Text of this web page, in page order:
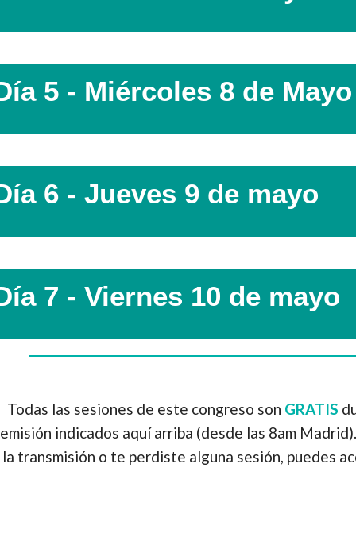
5 - Miércoles 8 de Mayo
6 - Jueves 9 de mayo
7 - Viernes 10 de mayo
Todas las sesiones de este congreso son GRATIS
emisión indicados aquí arriba (desde las 8am
la transmisión o te perdiste alguna sesión, puedes